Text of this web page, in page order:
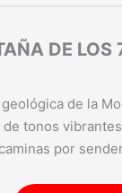
DE LOS
de la
tonos
por